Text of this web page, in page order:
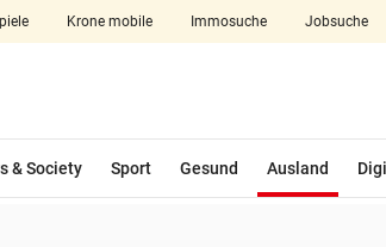
Krone mobile Immosuche Jobsuche
aufklappen
& Society Sport Gesund Ausland